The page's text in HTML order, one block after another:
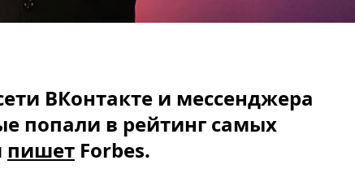
ВКонтакте и мессенджера
попали в рейтинг самых
пишет Forbes.